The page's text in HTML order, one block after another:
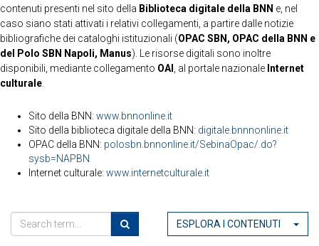
contenuti presenti nel sito della Biblioteca digitale della BNN e, nel
caso siano stati attivati i relativi collegamenti, a partire dalle notizie
bibliografiche dei cataloghi istituzionali (OPAC SBN, OPAC della BNN e
del Polo SBN Napoli, Manus). Le risorse digitali sono inoltre
disponibili, mediante collegamento OAI , al portale nazionale Internet
culturale
Sito della BNN: www.bnnonline.it
Sito della biblioteca digitale della BNN: digitale.bnnnonline.it
OPAC della BNN: polosbn.bnnonline.it/SebinaOpac/.do?
sysb=NAPBN
Internet culturale: www.internetculturale.it
ESPLORA I CONTENUTI